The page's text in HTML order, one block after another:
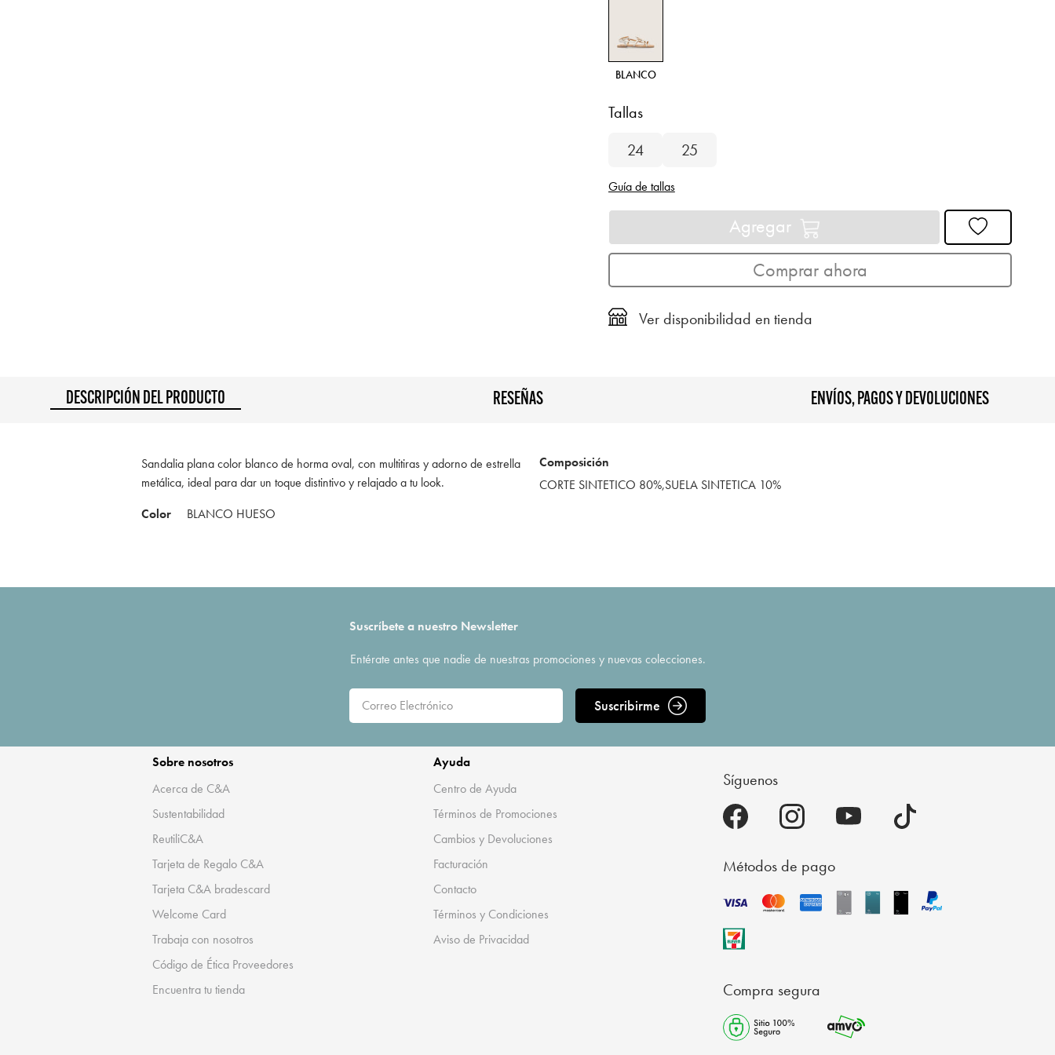
BLANCO
Tallas
24
25
Guía de tallas
Agregar
Comprar ahora
Ver disponibilidad en tienda
DESCRIPCIÓN DEL PRODUCTO RESEÑAS ENVÍOS, PAGOS Y DEVOLUCIONES
Sandalia plana color blanco de horma oval, con multitiras y adorno de estrella
metálica, ideal para dar un toque distintivo y relajado a tu look.
Color
BLANCO HUESO
Composición
CORTE SINTETICO 80%,SUELA SINTETICA 10%
Suscríbete a nuestro Newsletter
Entérate antes que nadie de nuestras promociones y nuevas colecciones.
Suscribirme
Sobre nosotros
Acerca de C&A
Sustentabilidad
ReutiliC&A
Tarjeta de Regalo C&A
Tarjeta C&A bradescard
Welcome Card
Trabaja con nosotros
Código de Ética Proveedores
Encuentra tu tienda
Ayuda
Centro de Ayuda
Términos de Promociones
Cambios y Devoluciones
Facturación
Contacto
Términos y Condiciones
Aviso de Privacidad
Síguenos
Métodos de pago
Compra segura